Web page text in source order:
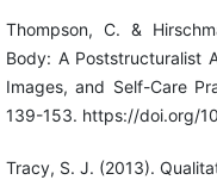
Thompson, C. &
Body: A Poststructuralist
Images, and Self-Care
139-153. https://doi.org/
Tracy, S. J. (2013).